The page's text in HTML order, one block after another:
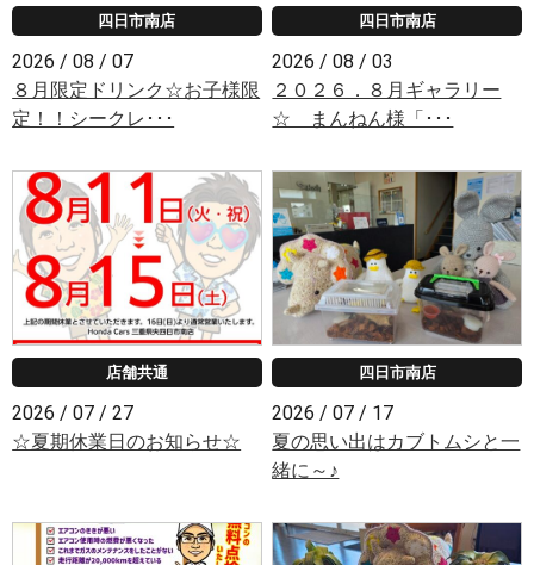
四日市南店
2026 / 08 / 07
８月限定ドリンク☆お子様限
定！！シークレ･･･
四日市南店
2026 / 08 / 03
２０２６．８月ギャラリー
☆ まんねん様「･･･
店舗共通
2026 / 07 / 27
☆夏期休業日のお知らせ☆
四日市南店
2026 / 07 / 17
夏の思い出はカブトムシと一
緒に～♪